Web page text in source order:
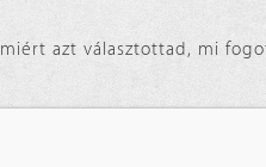
azt választottad, mi